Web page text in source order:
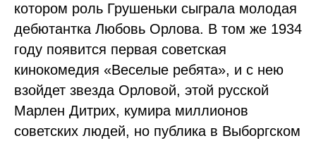
котором роль Грушеньки сыграла молодая
дебютантка Любовь Орлова. В том же 1934
году появится первая советская
кинокомедия «Веселые ребята», и с нею
взойдет звезда Орловой, этой русской
Марлен Дитрих, кумира миллионов
советских людей, но публика в Выборгском